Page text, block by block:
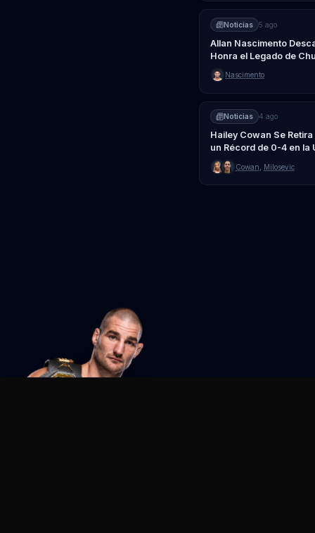
Noticias 5 ago
Allan Nascimento
Honra el Legado de
Nascimento
Noticias 4 ago
Hailey Cowan Se
un Récord de 0-4 en la
Cowan Milosevic